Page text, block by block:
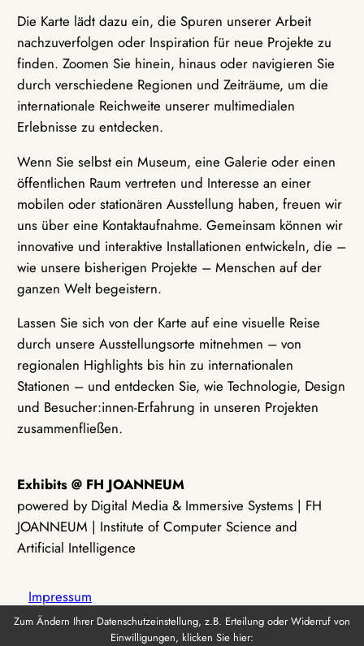
Die Karte lädt dazu ein, die Spuren unserer Arbeit
nachzuverfolgen oder Inspiration für neue Projekte zu
finden. Zoomen Sie hinein, hinaus oder navigieren Sie
durch verschiedene Regionen und Zeiträume, um die
internationale Reichweite unserer multimedialen
Erlebnisse zu entdecken.
Wenn Sie selbst ein Museum, eine Galerie oder einen
öffentlichen Raum vertreten und Interesse an einer
mobilen oder stationären Ausstellung haben, freuen wir
uns über eine Kontaktaufnahme. Gemeinsam können wir
innovative und interaktive Installationen entwickeln, die –
wie unsere bisherigen Projekte – Menschen auf der
ganzen Welt begeistern.
Lassen Sie sich von der Karte auf eine visuelle Reise
durch unsere Ausstellungsorte mitnehmen – von
regionalen Highlights bis hin zu internationalen
Stationen – und entdecken Sie, wie Technologie, Design
und Besucher:innen-Erfahrung in unseren Projekten
zusammenfließen.
Exhibits @ FH JOANNEUM
powered by Digital Media & Immersive Systems | FH
JOANNEUM | Institute of Computer Science and
Artificial Intelligence
Impressum
Zum Ändern Ihrer Datenschutzeinstellung, z.B. Erteilung oder Widerruf von
Einwilligungen, klicken Sie hier: